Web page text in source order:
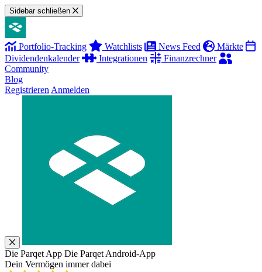
Sidebar schließen
Portfolio-Tracking Watchlists News Feed
Märkte
Dividendenkalender
Integrationen
Finanzrechner
Community
Blog
Registrieren Anmelden
Die Parqet App Die Parqet Android-App
Dein Vermögen immer dabei